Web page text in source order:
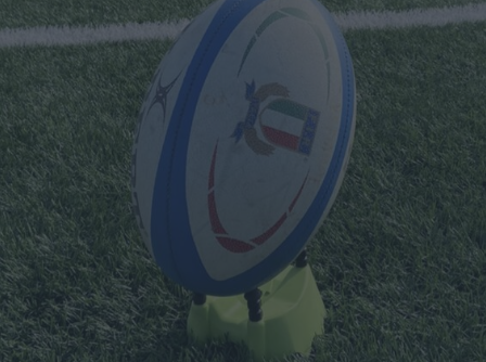
United Rugby Championship
Top14
Premiership
Champions Cup
Challenge Cup
World Rugby
Rugby World Cup
Super Rugby